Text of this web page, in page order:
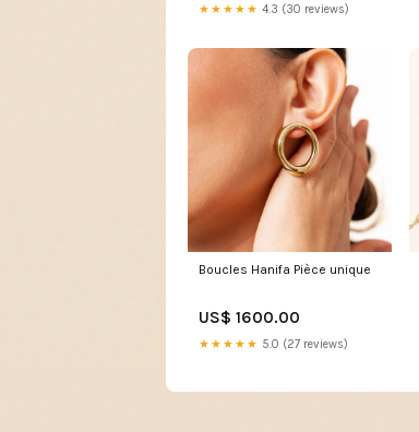
★★★★★ 4.3 (30 reviews)
Boucles Hanifa Pièce unique
US$ 1600.00
★★★★★ 5.0 (27 reviews)